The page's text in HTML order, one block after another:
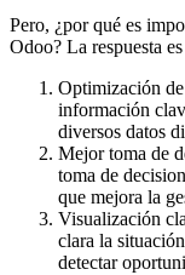
Pero, ¿por qué es
Odoo? La respuesta
Optimización
información
diversos datos
Mejor toma de
toma de
que mejora la
Visualización
clara la
detectar